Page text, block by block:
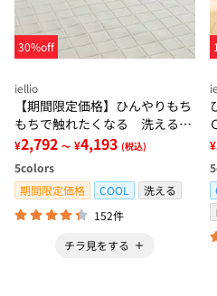
30%off
iellio
【期間限定価格】ひんやりもち
もちで触れたくなる 洗えるラ
グ＜低反発・滑りにくい・接触
冷感・防ダニ・カーペット＞
¥2,792 ～ ¥4,193 (税込)
5colors
期間限定価格
COOL
洗える
152件
チラ見をする
¥
5